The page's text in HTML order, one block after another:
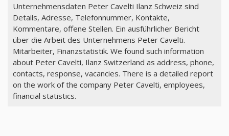
Unternehmensdaten Peter Cavelti Ilanz Schweiz sind
Details, Adresse, Telefonnummer, Kontakte,
Kommentare, offene Stellen. Ein ausführlicher Bericht
über die Arbeit des Unternehmens Peter Cavelti.
Mitarbeiter, Finanzstatistik. We found such information
about Peter Cavelti, Ilanz Switzerland as address, phone,
contacts, response, vacancies. There is a detailed report
on the work of the company Peter Cavelti, employees,
financial statistics.